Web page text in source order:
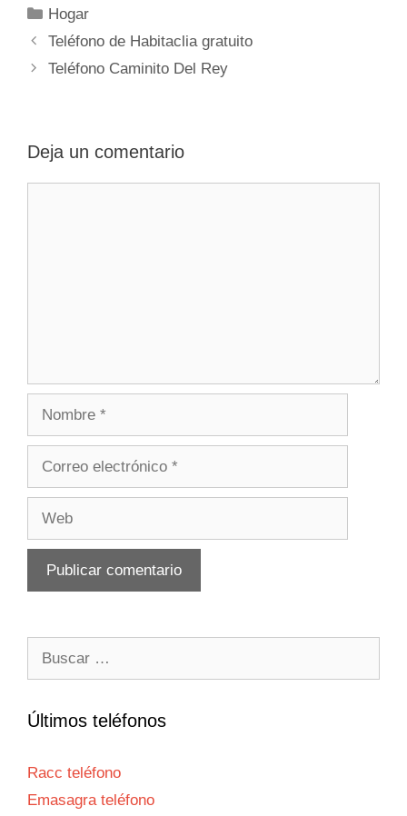
Categorías
Hogar
Navegación
de
Teléfono de Habitaclia gratuito
Teléfono Caminito Del Rey
Deja un comentario
Últimos teléfonos
Racc teléfono
Emasagra teléfono